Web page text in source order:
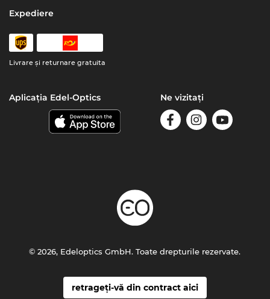
Expediere
Livrare şi returnare gratuita
Aplicația Edel-Optics Ne vizitați
retrageți-vă din contract aici
© 2026, Edeloptics GmbH. Toate drepturile rezervate.